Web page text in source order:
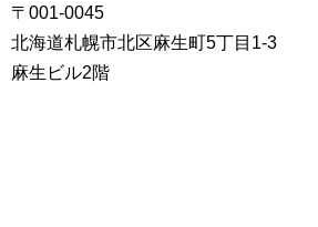
〒001-0045
北海道札幌市北区麻生町5丁目1-3
麻生ビル2階